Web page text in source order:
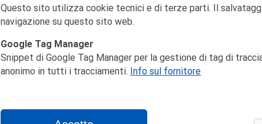
Questo sito utilizza cookie tecnici e di terze parti. Il
navigazione su questo sito web.
Google Tag Manager
Snippet di Google Tag Manager per la gestione di tag di
anonimo in tutti i tracciamenti. Info sul fornitore